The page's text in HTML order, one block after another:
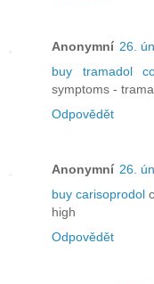
Anonymní 26.
buy tramadol
symptoms -
Odpovědět
Anonymní 26.
buy carisoprodol
high
Odpovědět